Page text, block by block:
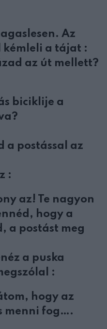
Az
kémleli a tájat :
az út mellett?
biciklije a
a postással az
:
az! Te nagyon
hogy a
a postást meg
a puska
:
hogy az
menni fog….